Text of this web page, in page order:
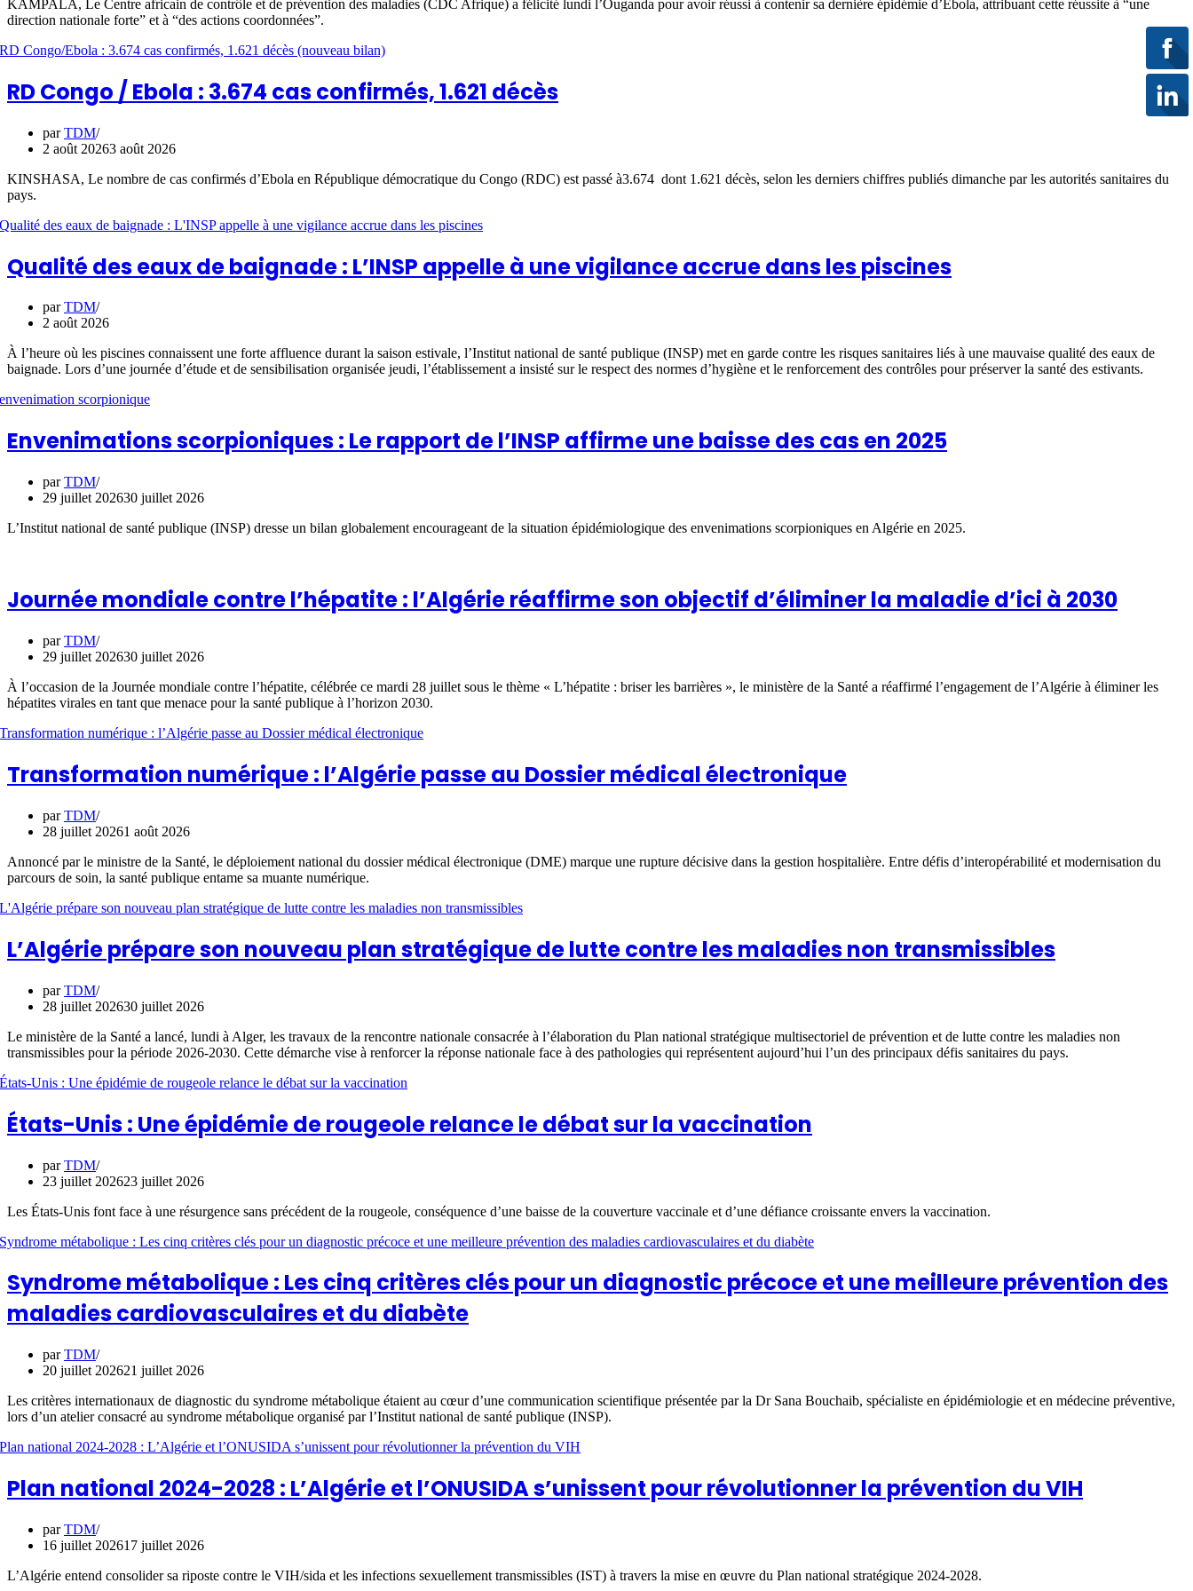
KAMPALA, Le Centre africain de contrôle et de prévention des maladies (CDC Afrique) a félicité lundi l’Ouganda pour avoir réussi à contenir sa dernière épidémie d’Ebola, attribuant cette réussite à “une
direction nationale forte” et à “des actions coordonnées”.
RD Congo / Ebola : 3.674 cas confirmés, 1.621 décès
parTDM
2 août 20263 août 2026
KINSHASA, Le nombre de cas confirmés d’Ebola en République démocratique du Congo (RDC) est passé à3.674 dont 1.621 décès, selon les derniers chiffres publiés dimanche par les autorités sanitaires du
pays.
Qualité des eaux de baignade : L’INSP appelle à une vigilance accrue dans les piscines
parTDM
2 août 2026
À l’heure où les piscines connaissent une forte affluence durant la saison estivale, l’Institut national de santé publique (INSP) met en garde contre les risques sanitaires liés à une mauvaise qualité des eaux de
baignade. Lors d’une journée d’étude et de sensibilisation organisée jeudi, l’établissement a insisté sur le respect des normes d’hygiène et le renforcement des contrôles pour préserver la santé des estivants.
Envenimations scorpioniques : Le rapport de l’INSP affirme une baisse des cas en 2025
parTDM
29 juillet 202630 juillet 2026
L’Institut national de santé publique (INSP) dresse un bilan globalement encourageant de la situation épidémiologique des envenimations scorpioniques en Algérie en 2025.
Journée mondiale contre l’hépatite : l’Algérie réaffirme son objectif d’éliminer la maladie d’ici à 2030
parTDM
29 juillet 202630 juillet 2026
À l’occasion de la Journée mondiale contre l’hépatite, célébrée ce mardi 28 juillet sous le thème « L’hépatite : briser les barrières », le ministère de la Santé a réaffirmé l’engagement de l’Algérie à éliminer les
hépatites virales en tant que menace pour la santé publique à l’horizon 2030.
Transformation numérique : l’Algérie passe au Dossier médical électronique
parTDM
28 juillet 20261 août 2026
​Annoncé par le ministre de la Santé, le déploiement national du dossier médical électronique (DME) marque une rupture décisive dans la gestion hospitalière. Entre défis d’interopérabilité et modernisation du
parcours de soin, la santé publique entame sa muante numérique.
L’Algérie prépare son nouveau plan stratégique de lutte contre les maladies non transmissibles
parTDM
28 juillet 202630 juillet 2026
Le ministère de la Santé a lancé, lundi à Alger, les travaux de la rencontre nationale consacrée à l’élaboration du Plan national stratégique multisectoriel de prévention et de lutte contre les maladies non
transmissibles pour la période 2026-2030. Cette démarche vise à renforcer la réponse nationale face à des pathologies qui représentent aujourd’hui l’un des principaux défis sanitaires du pays.
États-Unis : Une épidémie de rougeole relance le débat sur la vaccination
parTDM
23 juillet 202623 juillet 2026
Les États-Unis font face à une résurgence sans précédent de la rougeole, conséquence d’une baisse de la couverture vaccinale et d’une défiance croissante envers la vaccination.
Syndrome métabolique : Les cinq critères clés pour un diagnostic précoce et une meilleure prévention des
maladies cardiovasculaires et du diabète
parTDM
20 juillet 202621 juillet 2026
Les critères internationaux de diagnostic du syndrome métabolique étaient au cœur d’une communication scientifique présentée par la Dr Sana Bouchaib, spécialiste en épidémiologie et en médecine préventive,
lors d’un atelier consacré au syndrome métabolique organisé par l’Institut national de santé publique (INSP).
Plan national 2024-2028 : L’Algérie et l’ONUSIDA s’unissent pour révolutionner la prévention du VIH
parTDM
16 juillet 202617 juillet 2026
L’Algérie entend consolider sa riposte contre le VIH/sida et les infections sexuellement transmissibles (IST) à travers la mise en œuvre du Plan national stratégique 2024-2028.